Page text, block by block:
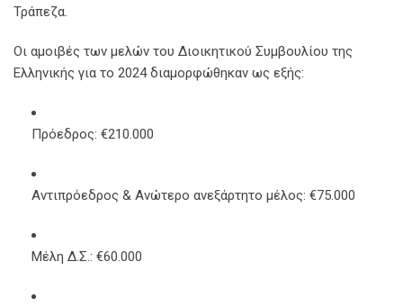
Τράπεζα.
Οι αμοιβές των μελών του Διοικητικού Συμβουλίου της
Ελληνικής για το 2024 διαμορφώθηκαν ως εξής:
Πρόεδρος: €210.000
Αντιπρόεδρος & Ανώτερο ανεξάρτητο μέλος: €75.000
Μέλη Δ.Σ.: €60.000